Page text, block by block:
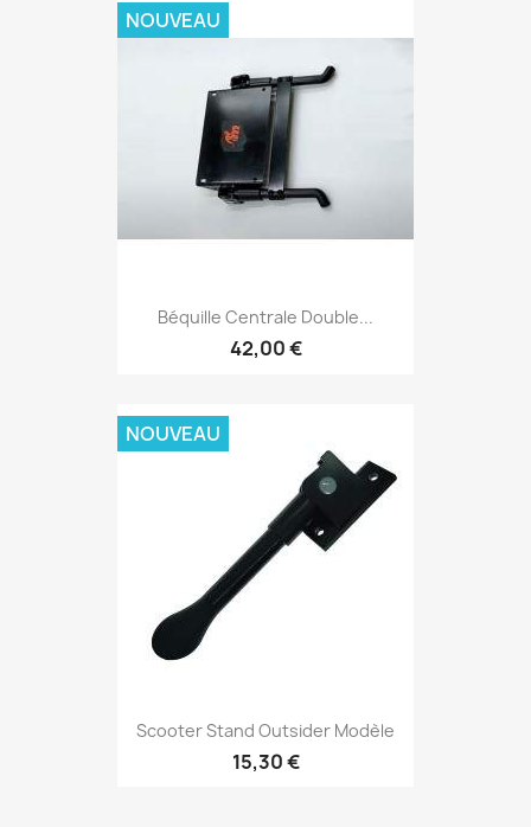
Béquille Centrale Double...
42,00 €
NOUVEAU
Scooter Stand Outsider Modèle
15,30 €
NOUVEAU